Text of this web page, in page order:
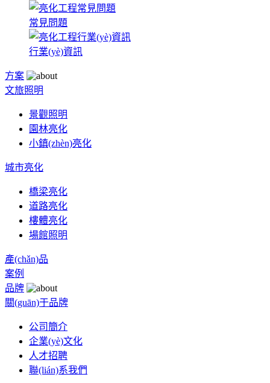
常見問題
行業(yè)資訊
方案
文旅照明
景觀照明
園林亮化
小鎮(zhèn)亮化
城市亮化
橋梁亮化
道路亮化
樓體亮化
場館照明
產(chǎn)品
案例
品牌
關(guān)于品牌
公司簡介
企業(yè)文化
人才招聘
聯(lián)系我們